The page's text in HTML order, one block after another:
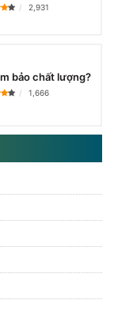
2,931
bảo chất lượng?
1,666